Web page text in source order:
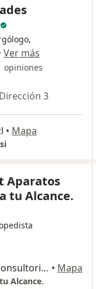
· Ver más
opiniones
Dirección 3
• Mapa
Aparatos
tu Alcance.
AudioMart Roma Tuxpan #8, Consultorio 602, 6° piso. Colonia Roma Sur. Alcaldía Cuauhtémoc., • Mapa
Alcance.